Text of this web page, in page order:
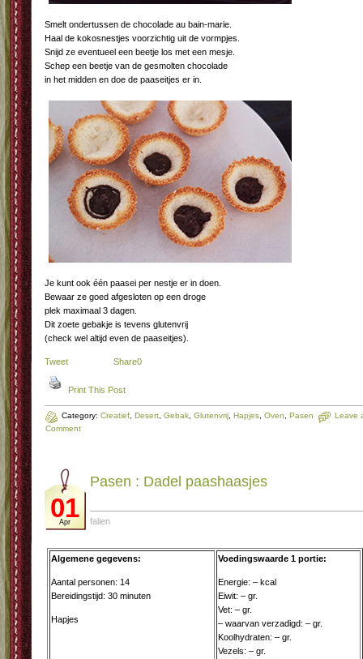
Smelt ondertussen de chocolade au bain-marie.
Haal de kokosnestjes voorzichtig uit de vormpjes.
Snijd ze eventueel een beetje los met een mesje.
Schep een beetje van de gesmolten chocolade
in het midden en doe de paaseitjes er in.
Je kunt ook één paasei per nestje er in doen.
Bewaar ze goed afgesloten op een droge
plek maximaal 3 dagen.
Dit zoete gebakje is tevens glutenvrij
(check wel altijd even de paaseitjes).
Tweet Share0
Print This Post
Category: Creatief Desert Gebak Glutenvrij Hapjes Oven Pasen
Leave
Comment
01
Apr
Pasen : Dadel paashaasjes
falien
Algemene gegevens:
Aantal personen: 14
Bereidingstijd: 30 minuten
Hapjes
Voedingswaarde 1 portie:
Energie: – kcal
Eiwit: – gr.
Vet: – gr.
– waarvan verzadigd: – gr.
Koolhydraten: – gr.
Vezels: – gr.